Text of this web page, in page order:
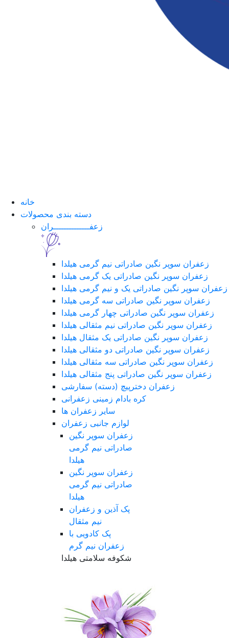
خانه
دسته بندی محصولات
زعفــــــــــــــران
زعفران سوپر نگین صادراتی نیم گرمی هیلدا
زعفران سوپر نگین صادراتی یک گرمی هیلدا
زعفران سوپر نگین صادراتی یک و نیم گرمی هیلدا
زعفران سوپر نگین صادراتی سه گرمی هیلدا
زعفران سوپر نگین صادراتی چهار گرمی هیلدا
زعفران سوپر نگین صادراتی نیم مثقالی هیلدا
زعفران سوپر نگین صادراتی یک مثقال هیلدا
زعفران سوپر نگین صادراتی دو مثقالی هیلدا
زعفران سوپر نگین صادراتی سه مثقالی هیلدا
زعفران سوپر نگین صادراتی پنج مثقالی هیلدا
زعفران دخترپیچ (دسته) سفارشی
کره بادام زمینی زعفرانی
سایر زعفران ها
لوازم جانبی زعفران
زعفران سوپر نگین
صادراتی نیم گرمی
هیلدا
زعفران سوپر نگین
صادراتی نیم گرمی
هیلدا
پک آذین و زعفران
نیم مثقال
پک کادویی با
زعفران نیم گرم
شکوفه سلامتی هیلدا